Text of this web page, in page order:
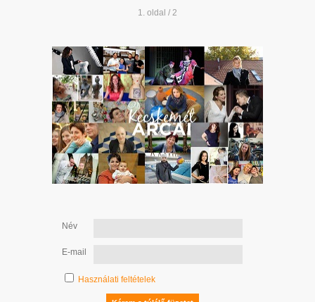
1. oldal / 2
Név
E-mail
Használati feltételek